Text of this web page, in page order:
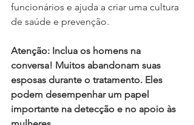
funcionários e ajuda a criar uma cultura
de saúde e prevenção.
Atenção: Inclua os homens na
conversa! Muitos abandonam suas
esposas durante o tratamento. Eles
podem desempenhar um papel
importante na detecção e no apoio às